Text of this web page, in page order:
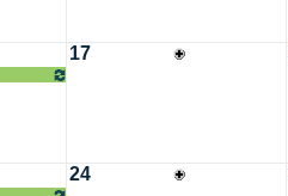
17
24